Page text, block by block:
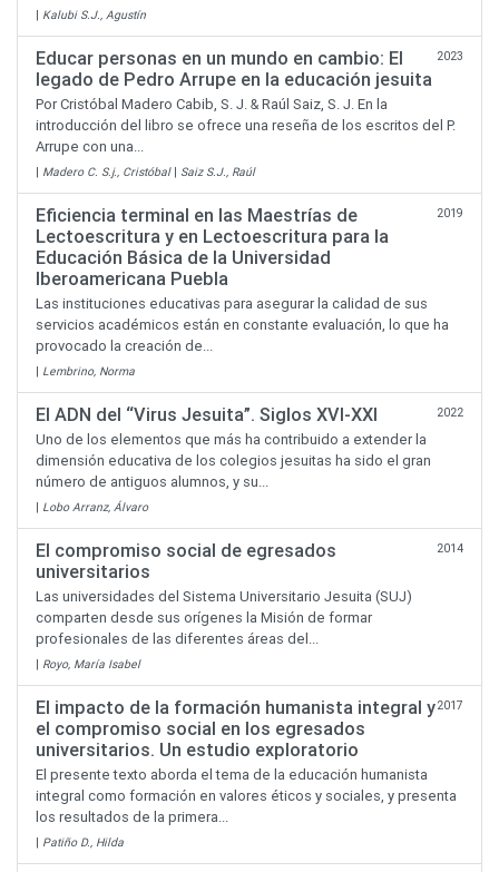
| Kalubi S.J., Agustín
Educar personas en un mundo en cambio: El
legado de Pedro Arrupe en la educación jesuita
2023
Por Cristóbal Madero Cabib, S. J. & Raúl Saiz, S. J. En la
introducción del libro se ofrece una reseña de los escritos del P.
Arrupe con una...
| Madero C. S.j., Cristóbal| Saiz S.J., Raúl
Eficiencia terminal en las Maestrías de
Lectoescritura y en Lectoescritura para la
Educación Básica de la Universidad
Iberoamericana Puebla
2019
Las instituciones educativas para asegurar la calidad de sus
servicios académicos están en constante evaluación, lo que ha
provocado la creación de...
| Lembrino, Norma
El ADN del “Virus Jesuita”. Siglos XVI-XXI 2022
Uno de los elementos que más ha contribuido a extender la
dimensión educativa de los colegios jesuitas ha sido el gran
número de antiguos alumnos, y su...
| Lobo Arranz, Álvaro
El compromiso social de egresados
universitarios
2014
Las universidades del Sistema Universitario Jesuita (SUJ)
comparten desde sus orígenes la Misión de formar
profesionales de las diferentes áreas del...
| Royo, María Isabel
El impacto de la formación humanista integral y
el compromiso social en los egresados
universitarios. Un estudio exploratorio
2017
El presente texto aborda el tema de la educación humanista
integral como formación en valores éticos y sociales, y presenta
los resultados de la primera...
| Patiño D., Hilda